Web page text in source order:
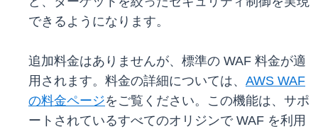
できるようになります。
追加料金はありませんが、標準の WAF 料金が適
用されます。料金の詳細については、 AWS WAF
の料金ページをご覧ください。この機能は、サポ
ートされているすべてのオリジンで WAF を利用